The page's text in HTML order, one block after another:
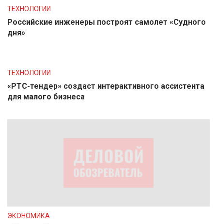
ТЕХНОЛОГИИ
Российские инженеры построят самолет «Судного
дня»
ТЕХНОЛОГИИ
«РТС-тендер» создаст интерактивного ассистента
для малого бизнеса
ЭКОНОМИКА